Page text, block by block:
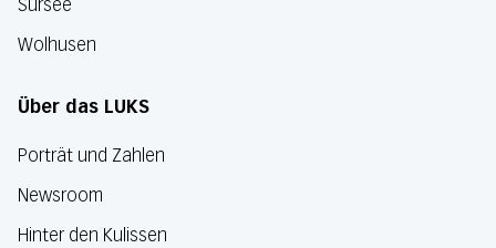
Sursee
Wolhusen
Über das LUKS
Porträt und Zahlen
Newsroom
Hinter den Kulissen